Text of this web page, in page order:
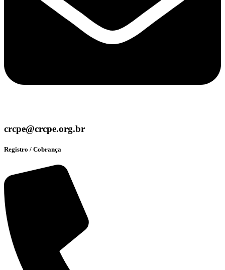
crcpe@crcpe.org.br
Registro / Cobrança